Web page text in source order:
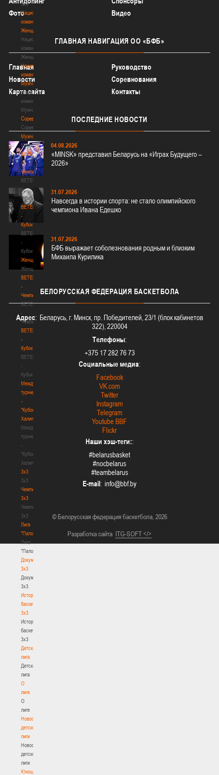
3х3
Национальная
команда.
Женщины
Национальная
команда.
Женщины
Национальная
команда.
Мужчины
Национальная
команда.
Мужчины
Соревнования
Соревнования
Мужчины
Мужчины
BETERA
-
Чемпионат
BETERA
-
Чемпионат
BETERA
-
Кубок
BETERA
-
Кубок
Женщины
Женщины
BETERA
-
Чемпионат
BETERA
-
Чемпионат
BETERA
-
Кубок
BETERA
-
Кубок
Международный
турнир
-
"Кубок
Халипского"
Международный
турнир
-
"Кубок
Халипского"
3x3
3x3
Чемпионат
3х3
Чемпионат
3х3
Лига
"Палова"
Лига
"Палова"
Документы
3х3
Документы
3х3
История
баскетбола
3х3
История
баскетбола
3х3
Детская
лига
Детская
лига
О
лиге
О
лиге
Новости
детской
лиги
Новости
детской
лиги
Юноши
Фото
Видео
ГЛАВНАЯ НАВИГАЦИЯ ОО «БФБ»
Главная
Руководство
Новости
Соревнования
Карта сайта
Контакты
ПОСЛЕДНИЕ НОВОСТИ
04.08.2026
«MINSK» представил Беларусь на «Играх Будущего –
2026»
31.07.2026
Навсегда в истории спорта: не стало олимпийского
чемпиона Ивана Едешко
31.07.2026
БФБ выражает соболезнования родным и близким
Михаила Курилика
БЕЛОРУССКАЯ ФЕДЕРАЦИЯ БАСКЕТБОЛА
Адрес: Беларусь, г. Минск, пр. Победителей, 23/1 (блок кабинетов
322), 220004
Телефоны:
+375 17 282 76 73
Социальные медиа:
Facebook
VK.com
Twitter
Instagram
Telegram
Youtube BBF
Flickr
Наши хэш-теги::
#belarusbasket
#nocbelarus
#teambelarus
E-mail:
© Белорусская федерация баскетбола, 2026
Разработка сайта ITG-SOFT </>